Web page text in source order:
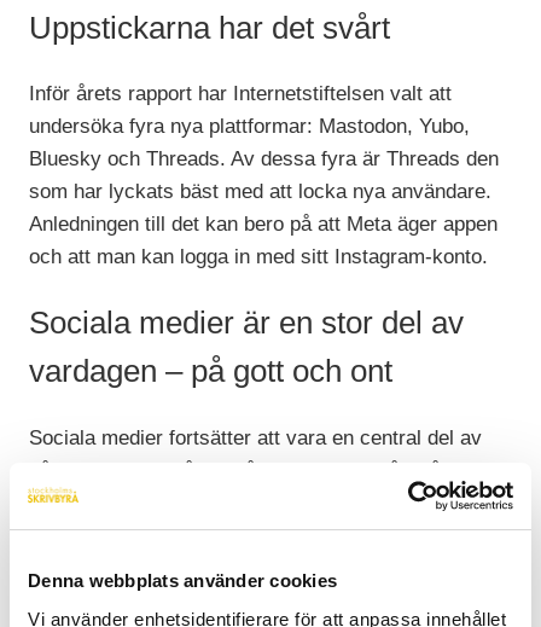
Denna webbplats använder cookies
Vi använder enhetsidentifierare för att anpassa innehållet
Uppstickarna har det svårt
Inför årets rapport har Internetstiftelsen valt att
undersöka fyra nya plattformar: Mastodon, Yubo,
Bluesky och Threads. Av dessa fyra är Threads den
som har lyckats bäst med att locka nya användare.
Anledningen till det kan bero på att Meta äger appen
och att man kan logga in med sitt Instagram-konto.
Sociala medier är en stor del av
vardagen – på gott och ont
Sociala medier fortsätter att vara en central del av
våra liv. Här umgås vi, får nyheter och råd från
andra. Samtidigt har sociala medier en baksida –
många, särskilt unga kvinnor, känner sig ensamma